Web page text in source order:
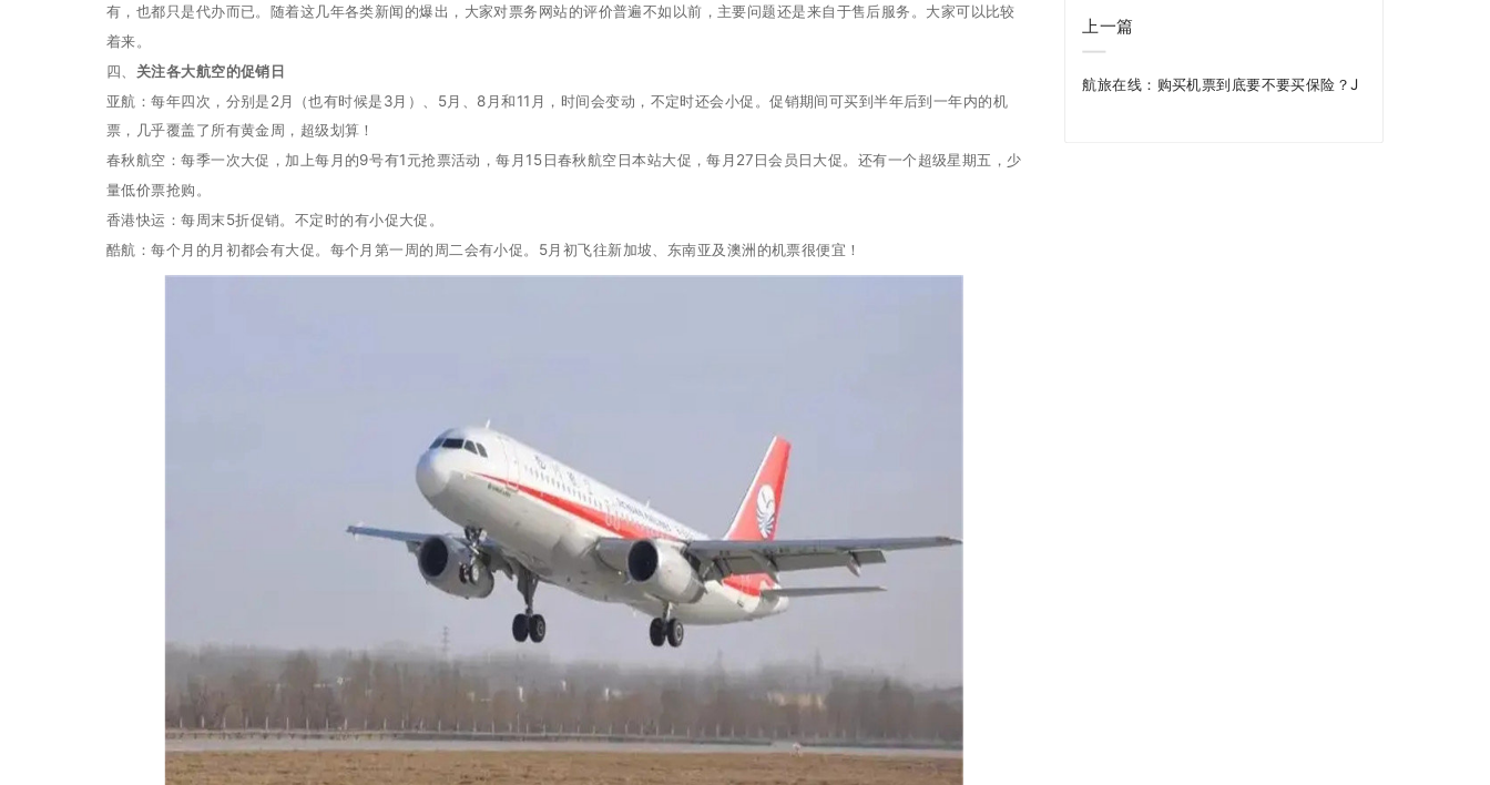
有，也都只是代办而已。随着这几年各类新闻的爆出，大家对票务网站的评价普遍不如以前，主要问题还是来自于售后服务。大家可以比较
着来。
四、 关注各大航空的促销日
亚航：每年四次，分别是2月（也有时候是3月）、5月、8月和11月，时间会变动，不定时还会小促。促销期间可买到半年后到一年内的机
票，几乎覆盖了所有黄金周，超级划算！
春秋航空：每季一次大促，加上每月的9号有1元抢票活动，每月15日春秋航空日本站大促，每月27日会员日大促。还有一个超级星期五，少
量低价票抢购。
香港快运：每周末5折促销。不定时的有小促大促。
酷航：每个月的月初都会有大促。每个月第一周的周二会有小促。5月初飞往新加坡、东南亚及澳洲的机票很便宜！
上一篇
航旅在线：购买机票到底要不要买保险？J